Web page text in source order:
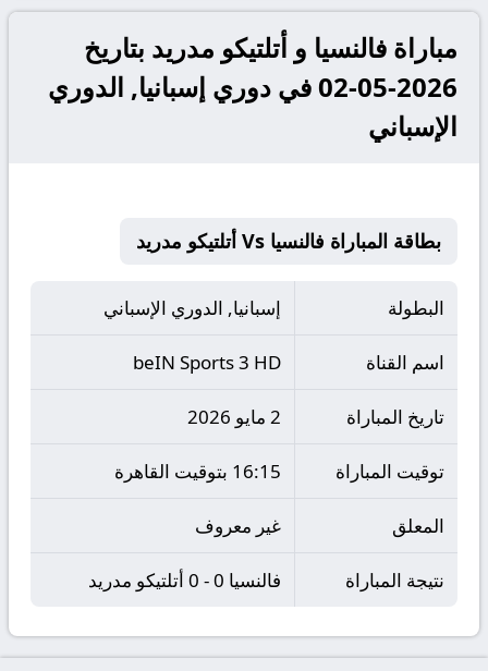
مباراة فالنسيا و أتلتيكو مدريد بتاريخ
2026-05-02 في دوري إسبانيا, الدوري
الإسباني
بطاقة المباراة فالنسيا Vs أتلتيكو مدريد
البطولة إسبانيا, الدوري الإسباني
اسم القناة beIN Sports 3 HD
تاريخ المباراة 2 مايو 2026
توقيت المباراة 16:15 بتوقيت القاهرة
المعلق غير معروف
نتيجة المباراة فالنسيا 0 - 0 أتلتيكو مدريد